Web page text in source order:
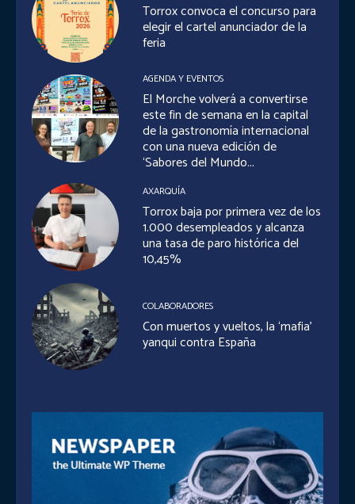
Torrox convoca el concurso para
elegir el cartel anunciador de la
feria
AGENDA Y EVENTOS
El Morche volverá a convertirse
este fin de semana en la capital
de la gastronomía internacional
con una nueva edición de
‘Sabores del Mundo...
AXARQUÍA
Torrox baja por primera vez de los
1.000 desempleados y alcanza
una tasa de paro histórica del
10,45%
COLABORADORES
Con muertos y vueltos, la ‘mafia’
yanqui contra España